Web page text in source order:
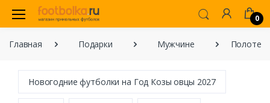
0
Главная Подарки Мужчине
Новогодние футболки на Год Козы овцы 2027